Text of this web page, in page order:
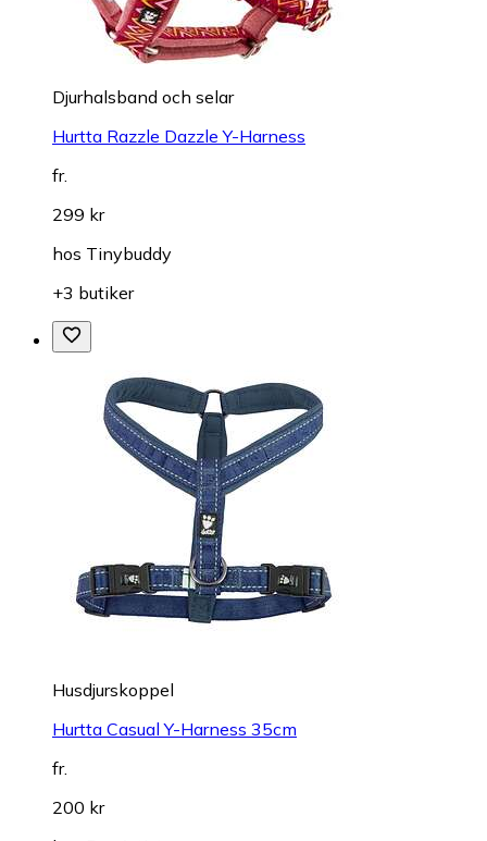
Djurhalsband och selar
Hurtta Razzle Dazzle Y-Harness
fr.
299 kr
hos Tinybuddy
+3 butiker
Husdjurskoppel
Hurtta Casual Y-Harness 35cm
fr.
200 kr